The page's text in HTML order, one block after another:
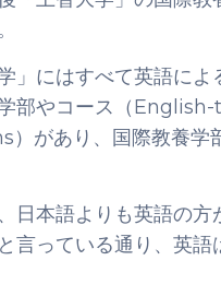
」にはすべて英語に
部やコース（
）があり、国際教養学
日本語よりも英語の方
言っている通り、英語